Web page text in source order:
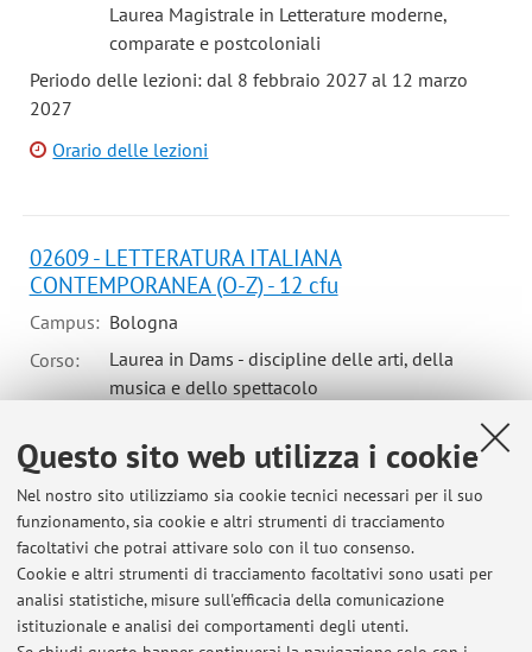
Questo sito web utilizza i cookie
Nel nostro sito utilizziamo sia cookie tecnici necessari per il suo
funzionamento, sia cookie e altri strumenti di tracciamento
facoltativi che potrai attivare solo con il tuo consenso.
Cookie e altri strumenti di tracciamento facoltativi sono usati per
analisi statistiche, misure sull'efficacia della comunicazione
istituzionale e analisi dei comportamenti degli utenti.
Laurea Magistrale in Letterature moderne,
comparate e postcoloniali
Periodo delle lezioni: dal 8 febbraio 2027 al 12 marzo
2027
Orario delle lezioni
02609 - LETTERATURA ITALIANA
CONTEMPORANEA (O-Z) - 12 cfu
Campus: Bologna
Corso:
Laurea in Dams - discipline delle arti, della
musica e dello spettacolo
2027
Orario delle lezioni
Ultimi avvisi